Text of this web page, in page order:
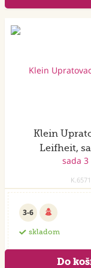
Klein
Leifheit,
K.6571
3-6
skladom